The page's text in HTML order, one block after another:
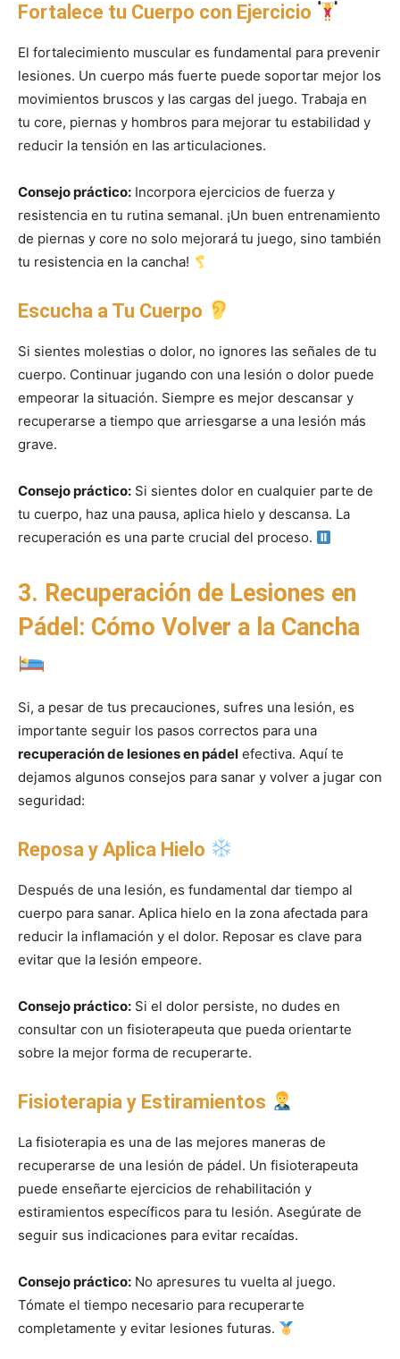
Fortalece tu Cuerpo con Ejercicio
El fortalecimiento muscular es fundamental para prevenir
lesiones. Un cuerpo más fuerte puede soportar mejor los
movimientos bruscos y las cargas del juego. Trabaja en
tu core, piernas y hombros para mejorar tu estabilidad y
reducir la tensión en las articulaciones.
Consejo práctico: Incorpora ejercicios de fuerza y
resistencia en tu rutina semanal. ¡Un buen entrenamiento
de piernas y core no solo mejorará tu juego, sino también
tu resistencia en la cancha!
Escucha a Tu Cuerpo
Si sientes molestias o dolor, no ignores las señales de tu
cuerpo. Continuar jugando con una lesión o dolor puede
empeorar la situación. Siempre es mejor descansar y
recuperarse a tiempo que arriesgarse a una lesión más
grave.
Consejo práctico: Si sientes dolor en cualquier parte de
tu cuerpo, haz una pausa, aplica hielo y descansa. La
recuperación es una parte crucial del proceso.
3. Recuperación de Lesiones en
Pádel: Cómo Volver a la Cancha
Si, a pesar de tus precauciones, sufres una lesión, es
importante seguir los pasos correctos para una
recuperación de lesiones en pádel efectiva. Aquí te
dejamos algunos consejos para sanar y volver a jugar con
seguridad:
Reposa y Aplica Hielo
Después de una lesión, es fundamental dar tiempo al
cuerpo para sanar. Aplica hielo en la zona afectada para
reducir la inflamación y el dolor. Reposar es clave para
evitar que la lesión empeore.
Consejo práctico: Si el dolor persiste, no dudes en
consultar con un fisioterapeuta que pueda orientarte
sobre la mejor forma de recuperarte.
Fisioterapia y Estiramientos
La fisioterapia es una de las mejores maneras de
recuperarse de una lesión de pádel. Un fisioterapeuta
puede enseñarte ejercicios de rehabilitación y
estiramientos específicos para tu lesión. Asegúrate de
seguir sus indicaciones para evitar recaídas.
Consejo práctico: No apresures tu vuelta al juego.
Tómate el tiempo necesario para recuperarte
completamente y evitar lesiones futuras.